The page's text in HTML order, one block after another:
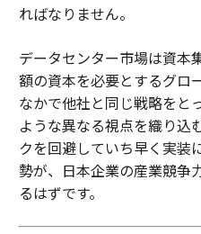
ればなりません。
データセンター市場は資本
額の資本を必要とするグロ
なかで他社と同じ戦略をと
ような異なる視点を織り込
クを回避していち早く実装
勢が、日本企業の産業競争
るはずです。